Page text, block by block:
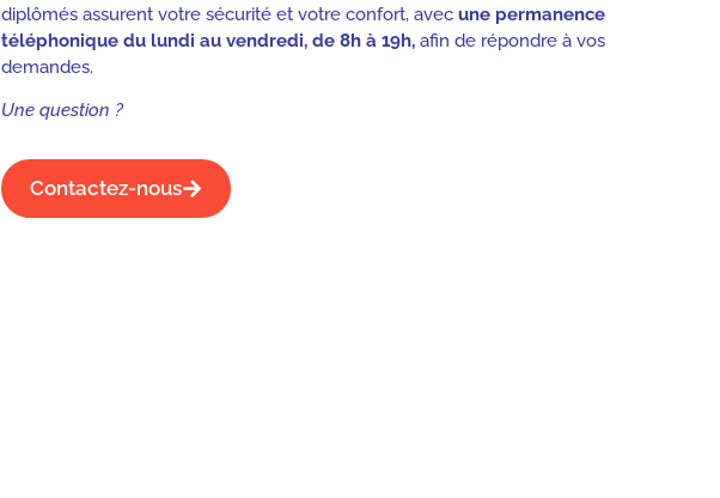
diplômés assurent votre sécurité et votre confort, avec une permanence
téléphonique du lundi au vendredi, de 8h à 19h,afin de répondre à vos
demandes.
Une question ?
Contactez-nous